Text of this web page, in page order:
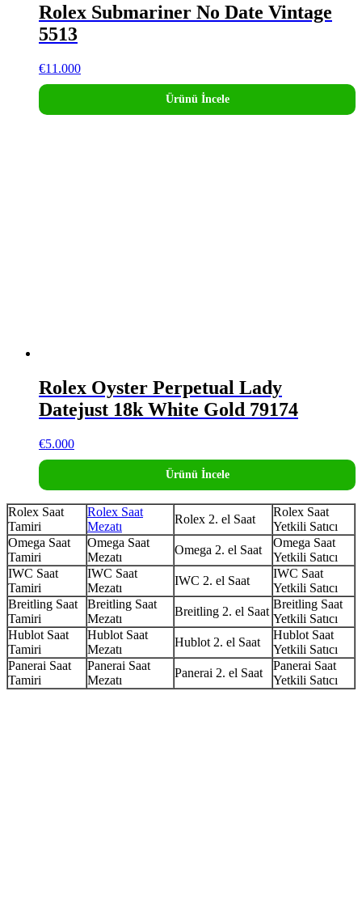
Rolex Submariner No Date Vintage
5513
€11.000
Ürünü İncele
Rolex Oyster Perpetual Lady
Datejust 18k White Gold 79174
€5.000
Ürünü İncele
Rolex Saat
Tamiri
Rolex Saat
Mezatı
Rolex 2. el Saat
Rolex Saat
Yetkili Satıcı
Omega Saat
Tamiri
Omega Saat
Mezatı
Omega 2. el Saat
Omega Saat
Yetkili Satıcı
IWC Saat
Tamiri
IWC Saat
Mezatı
IWC 2. el Saat
IWC Saat
Yetkili Satıcı
Breitling Saat
Tamiri
Breitling Saat
Mezatı
Breitling 2. el Saat
Breitling Saat
Yetkili Satıcı
Hublot Saat
Tamiri
Hublot Saat
Mezatı
Hublot 2. el Saat
Hublot Saat
Yetkili Satıcı
Panerai Saat
Tamiri
Panerai Saat
Mezatı
Panerai 2. el Saat
Panerai Saat
Yetkili Satıcı